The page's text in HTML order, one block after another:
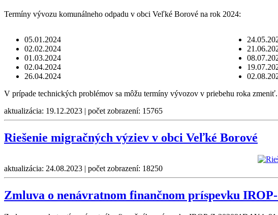
Termíny vývozu komunálneho odpadu v obci Veľké Borové na rok 2024:
05.01.2024
02.02.2024
01.03.2024
02.04.2024
26.04.2024
V prípade technických problémov sa môžu termíny vývozov v priebehu roka zmeniť.
aktualizácia: 19.12.2023 | počet zobrazení: 15765
Riešenie migračných výziev v obci Veľké Borové
aktualizácia: 24.08.2023 | počet zobrazení: 18250
Zmluva o nenávratnom finančnom príspevku